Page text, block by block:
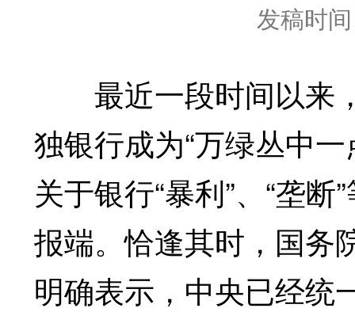
发稿时
最近一段时间以来
独银行成为“万绿丛中
关于银行“暴利”、“垄
报端。恰逢其时，国务
明确表示，中央已经统